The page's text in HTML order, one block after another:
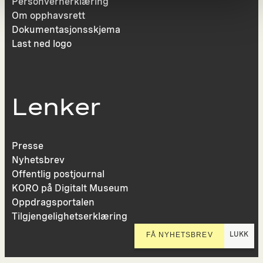
Om opphavsrett
Dokumentasjonsskjema
Last ned logo
Lenker
Presse
Nyhetsbrev
Offentlig postjournal
KORO på Digitalt Museum
Oppdragsportalen
Tilgjengelighetserklæring
FÅ NYHETSBREV LUKK